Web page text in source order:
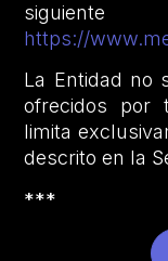
https://
La Entidad no
ofrecidos por
limita
descrito en la
***